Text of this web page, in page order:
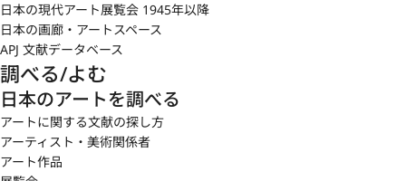
日本の現代アート展覧会 1945年以降
日本の画廊・アートスペース
APJ 文献データベース
調べる/よむ
日本のアートを調べる
アートに関する文献の探し方
アーティスト・美術関係者
アート作品